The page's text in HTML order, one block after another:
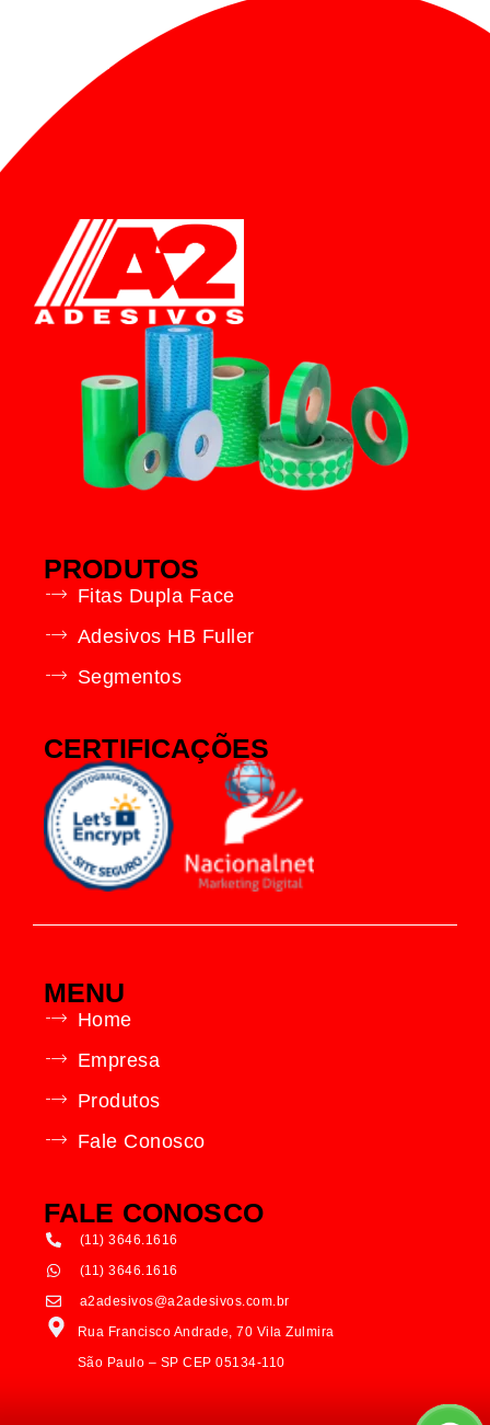
PRODUTOS
Fitas Dupla Face
Adesivos HB Fuller
Segmentos
CERTIFICAÇÕES
MENU
Home
Empresa
Produtos
Fale Conosco
FALE CONOSCO
(11) 3646.1616
(11) 3646.1616
a2adesivos@a2adesivos.com.br
Rua Francisco Andrade, 70 Vila Zulmira
São Paulo – SP CEP 05134-110